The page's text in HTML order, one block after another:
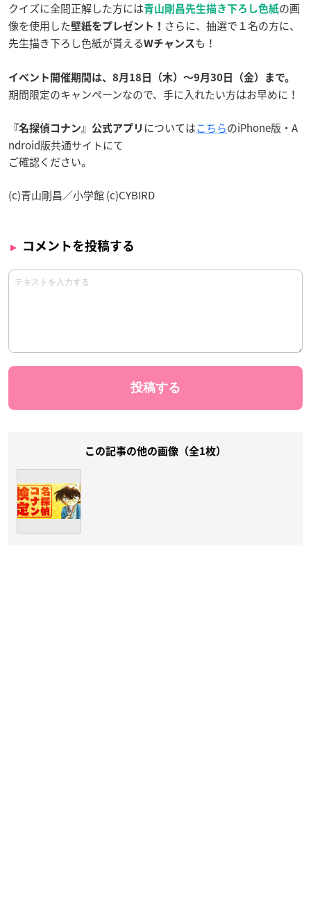
クイズに全問正解した方には青山剛昌先生描き下ろし色紙の画
像を使用した壁紙をプレゼント！ さらに、抽選で１名の方に、
先生描き下ろし色紙が貰えるWチャンス も！
イベント開催期間は、8月18日（木）〜9月30日（金）まで。
期間限定のキャンペーンなので、手に入れたい方はお早めに！
『名探偵コナン』公式アプリ についてはこちらのiPhone版・A
ndroid版共通サイトにて
ご確認ください。
(c)青山剛昌／小学館 (c)CYBIRD
コメントを投稿する
この記事の他の画像（全1枚）